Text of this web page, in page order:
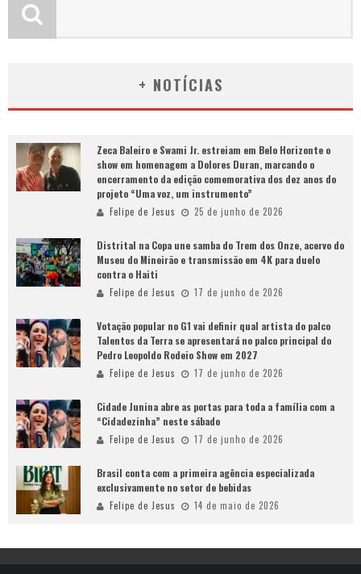
+ NOTÍCIAS
Zeca Baleiro e Swami Jr. estreiam em Belo Horizonte o
show em homenagem a Dolores Duran, marcando o
encerramento da edição comemorativa dos dez anos do
projeto “Uma voz, um instrumento”
Felipe de Jesus 25 de junho de 2026
Distrital na Copa une samba do Trem dos Onze, acervo do
Museu do Mineirão e transmissão em 4K para duelo
contra o Haiti
Felipe de Jesus 17 de junho de 2026
Votação popular no G1 vai definir qual artista do palco
Talentos da Terra se apresentará no palco principal do
Pedro Leopoldo Rodeio Show em 2027
Felipe de Jesus 17 de junho de 2026
Cidade Junina abre as portas para toda a família com a
“Cidadezinha” neste sábado
Felipe de Jesus 17 de junho de 2026
Brasil conta com a primeira agência especializada
exclusivamente no setor de bebidas
Felipe de Jesus 14 de maio de 2026